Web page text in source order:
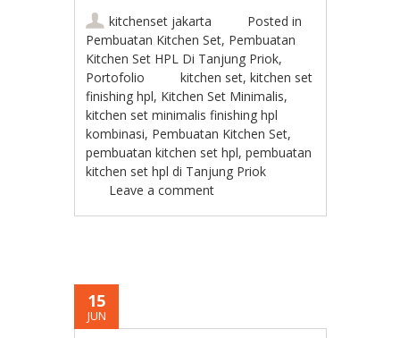
kitchenset jakarta
Posted in
Pembuatan Kitchen Set, Pembuatan
Kitchen Set HPL Di Tanjung Priok,
Portofolio
kitchen set,kitchen set
finishing hpl, Kitchen Set Minimalis,
kitchen set minimalis finishing hpl
kombinasi, Pembuatan Kitchen Set,
pembuatan kitchen set hpl,pembuatan
kitchen set hpl di Tanjung Priok
Leave a comment
15
JUN